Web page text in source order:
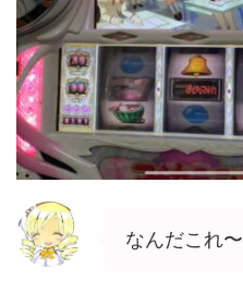
なんだこれ〜